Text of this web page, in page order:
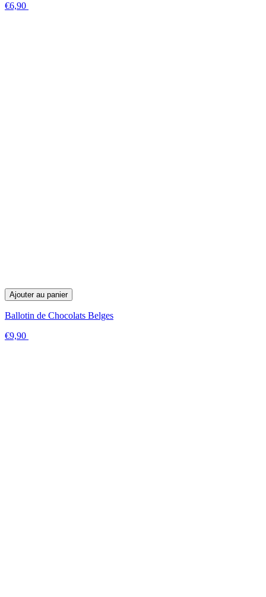
€6,90
Ajouter au panier
Ballotin de Chocolats Belges
€9,90